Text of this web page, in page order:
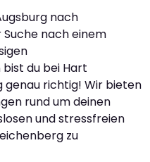
nach
nach einem
du bei Hart
genau richtig! Wir bieten
rund um deinen
und stressfreien
zu